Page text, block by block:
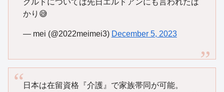
かり😅
— mei (@2022meimei3) December 5, 2023
日本は在留資格『介護』で家族帯同が可能。